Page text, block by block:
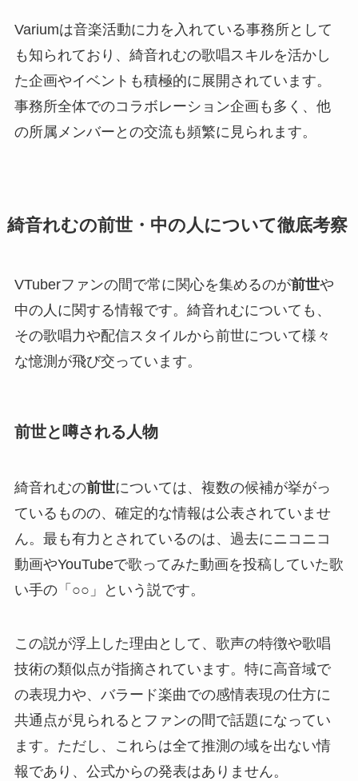
Variumは音楽活動に力を入れている事務所として
も知られており、綺音れむの歌唱スキルを活かし
た企画やイベントも積極的に展開されています。
事務所全体でのコラボレーション企画も多く、他
の所属メンバーとの交流も頻繁に見られます。
綺音れむの前世・中の人について徹底考察
VTuberファンの間で常に関心を集めるのが前世や
中の人に関する情報です。綺音れむについても、
その歌唱力や配信スタイルから前世について様々
な憶測が飛び交っています。
前世と噂される人物
綺音れむの前世については、複数の候補が挙がっ
ているものの、確定的な情報は公表されていませ
ん。最も有力とされているのは、過去にニコニコ
動画やYouTubeで歌ってみた動画を投稿していた歌
い手の「○○」という説です。
この説が浮上した理由として、歌声の特徴や歌唱
技術の類似点が指摘されています。特に高音域で
の表現力や、バラード楽曲での感情表現の仕方に
共通点が見られるとファンの間で話題になってい
ます。ただし、これらは全て推測の域を出ない情
報であり、公式からの発表はありません。